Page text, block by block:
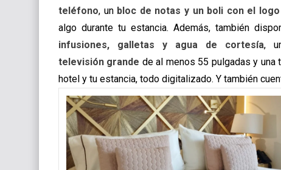
teléfono, un bloc de notas y un boli con el
algo durante tu estancia. Además, también
infusiones, galletas y agua de cortesía,
televisión grande de al menos 55 pulgadas y
hotel y tu estancia, todo digitalizado. Y también